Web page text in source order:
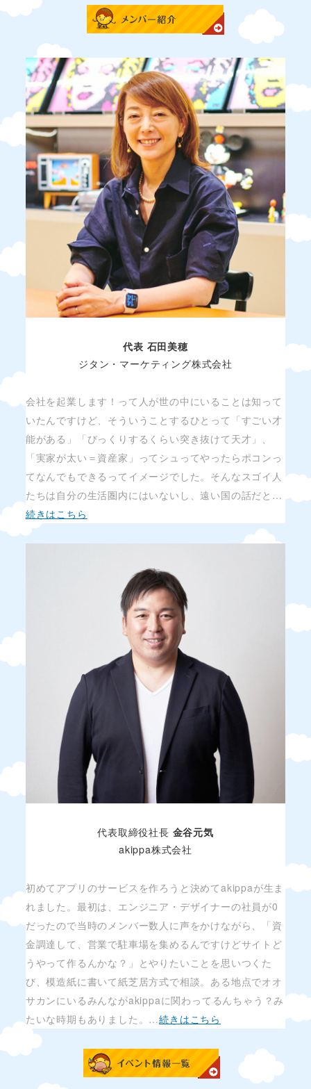
代表 石田美穂
ジタン・マーケティング株式会社
会社を起業します！って人が世の中にいることは知って
いたんですけど、そういうことするひとって「すごい才
能がある」「びっくりするくらい突き抜けて天才」、
「実家が太い＝資産家」ってシュってやったらポコンっ
てなんでもできるってイメージでした。そんなスゴイ人
たちは自分の生活圏内にはいないし、遠い国の話だと…
続きはこちら
代表取締役社長 金谷元気
akippa株式会社
初めてアプリのサービスを作ろうと決めてakippaが生ま
れました。最初は、エンジニア・デザイナーの社員が0
だったので当時のメンバー数人に声をかけながら、「資
金調達して、営業で駐車場を集めるんですけどサイトど
うやって作るんかな？」とやりたいことを思いつくた
び、模造紙に書いて紙芝居方式で相談。ある地点でオオ
サカンにいるみんながakippaに関わってるんちゃう？み
たいな時期もありました。…続きはこちら